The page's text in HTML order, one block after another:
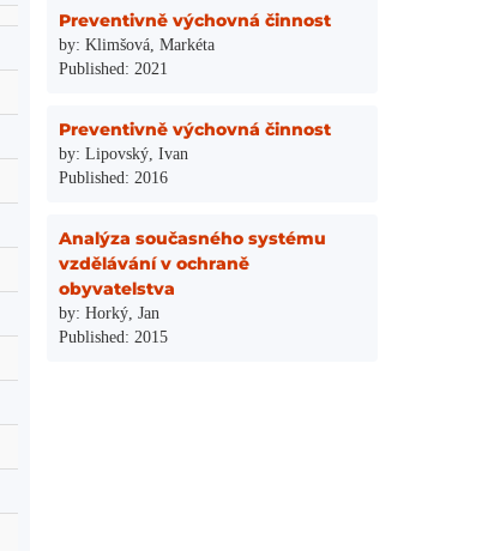
Preventivně výchovná činnost
by: Klimšová, Markéta
Published: 2021
Preventivně výchovná činnost
by: Lipovský, Ivan
Published: 2016
Analýza současného systému
vzdělávání v ochraně
obyvatelstva
by: Horký, Jan
Published: 2015